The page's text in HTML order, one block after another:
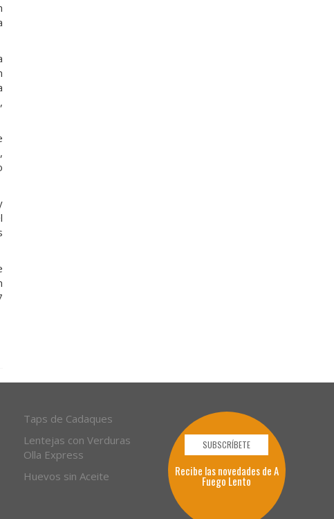
Taps de Cadaques
Lentejas con Verduras
Olla Express
Huevos sin Aceite
SUBSCRÍBETE
Recibe las novedades de A
Fuego Lento